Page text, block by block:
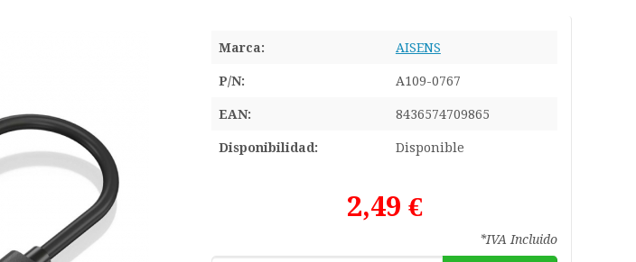
Marca: AISENS
P/N: A109-0767
EAN: 8436574709865
Disponibilidad: Disponible
2,49 €
*IVA Incluido